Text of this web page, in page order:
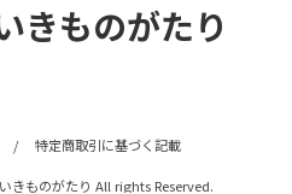
きものがたり
/ 特定商取引に基づく記載
きものがたり All rights Reserved.